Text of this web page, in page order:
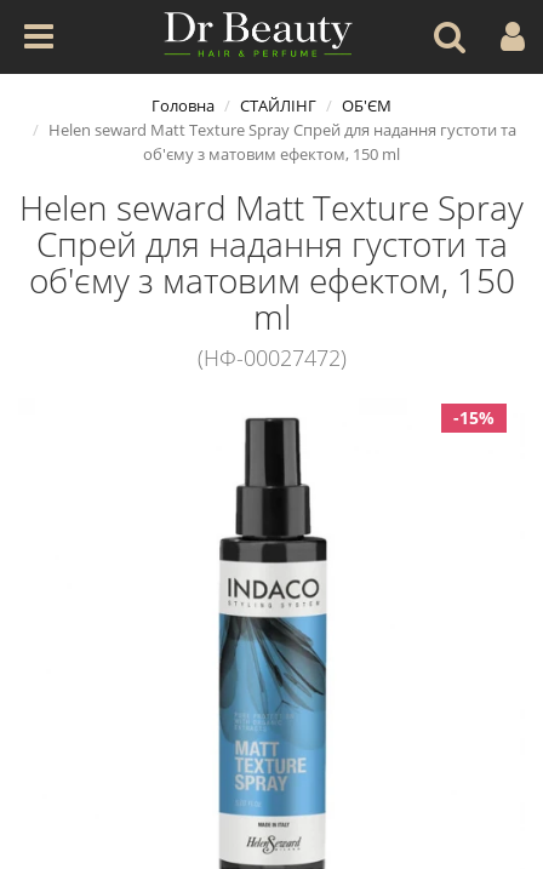
Головна СТАЙЛІНГ
ОБ'ЄМ
Helen seward Matt Texture Spray Спрей для надання густоти та
об'єму з матовим ефектом, 150 ml
Helen seward Matt Texture Spray
Спрей для надання густоти та
об'єму з матовим ефектом, 150
ml
(НФ-00027472)
-15%